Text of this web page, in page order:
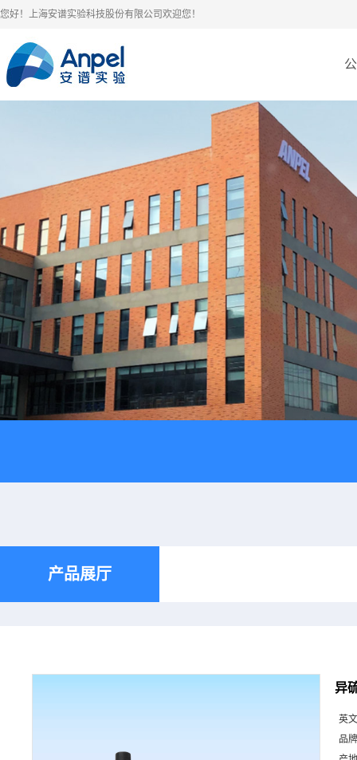
您好！上海安谱实验科技股份有限公司欢迎您！
产品展厅
异
英
品